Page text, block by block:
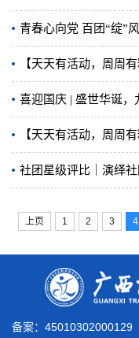
上页 1 2 3 4
备案： 45010302000129